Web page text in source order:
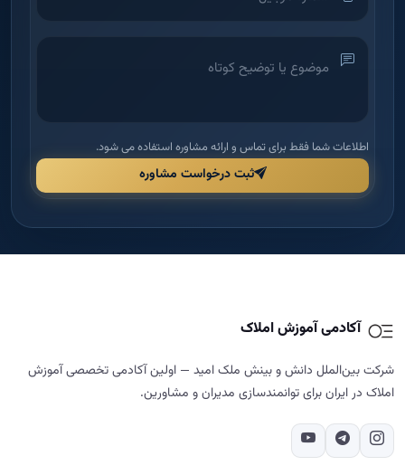
اطلاعات شما فقط برای تماس و ارائه مشاوره استفاده می شود.
ثبت درخواست مشاوره
آکادمی آموزش املاک
شرکت بین‌الملل دانش و بینش ملک امید — اولین آکادمی تخصصی آموزش
املاک در ایران برای توانمندسازی مدیران و مشاورین.